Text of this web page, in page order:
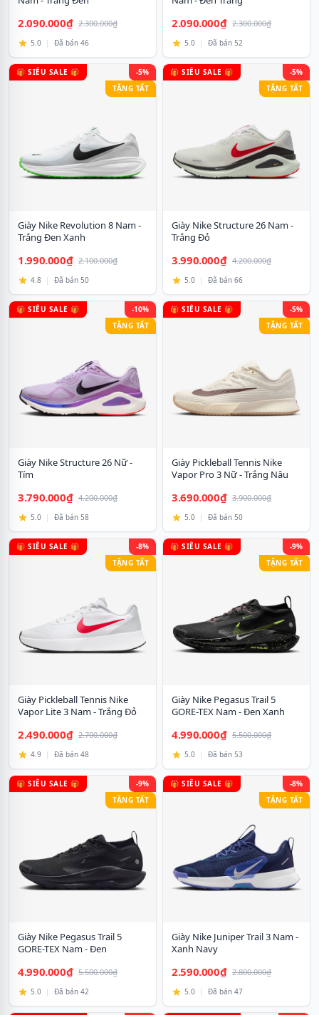
2.090.000₫ 2.300.000₫
5.0 | Đã bán 46
2.090.000₫ 2.300.000₫
5.0 | Đã bán 52
🎁 SIÊU SALE 🎁
-5%
TẶNG TẤT
Giày Nike Revolution 8 Nam -
Trắng Đen Xanh
1.990.000₫ 2.100.000₫
4.8 | Đã bán 50
🎁 SIÊU SALE 🎁
-5%
TẶNG TẤT
Giày Nike Structure 26 Nam -
Trắng Đỏ
3.990.000₫ 4.200.000₫
5.0 | Đã bán 66
🎁 SIÊU SALE 🎁
-10%
TẶNG TẤT
Giày Nike Structure 26 Nữ -
Tím
3.790.000₫ 4.200.000₫
5.0 | Đã bán 58
🎁 SIÊU SALE 🎁
-5%
TẶNG TẤT
Giày Pickleball Tennis Nike
Vapor Pro 3 Nữ - Trắng Nâu
3.690.000₫ 3.900.000₫
5.0 | Đã bán 50
🎁 SIÊU SALE 🎁
-8%
TẶNG TẤT
Giày Pickleball Tennis Nike
Vapor Lite 3 Nam - Trắng Đỏ
2.490.000₫ 2.700.000₫
4.9 | Đã bán 48
🎁 SIÊU SALE 🎁
-9%
TẶNG TẤT
Giày Nike Pegasus Trail 5
GORE-TEX Nam - Đen Xanh
4.990.000₫ 5.500.000₫
5.0 | Đã bán 53
🎁 SIÊU SALE 🎁
-9%
TẶNG TẤT
Giày Nike Pegasus Trail 5
GORE-TEX Nam - Đen
4.990.000₫ 5.500.000₫
5.0 | Đã bán 42
🎁 SIÊU SALE 🎁
-8%
TẶNG TẤT
Giày Nike Juniper Trail 3 Nam -
Xanh Navy
2.590.000₫ 2.800.000₫
5.0 | Đã bán 47